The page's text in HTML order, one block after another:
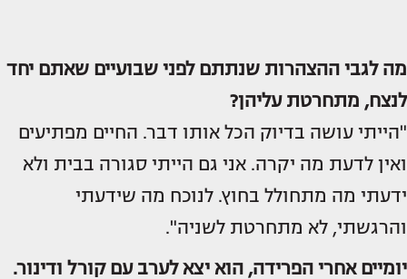
מה לגבי ההצהרות שנתתם לפני שבועיים שאתם יחד
לנצח, מתחרטת עליהן?
"הייתי עושה בדיוק הכל אותו דבר. החיים מפתיעים
ואין לדעת מה יקרה. אני גם הייתי סגורה בבית ולא
ידעתי מה מתחולל בחוץ. לנוכח מה שידעתי
והרגשתי, לא מתחרטת לשניה".
יומיים אחרי הפרידה, הוא יצא לערב עם קורל ודינור.